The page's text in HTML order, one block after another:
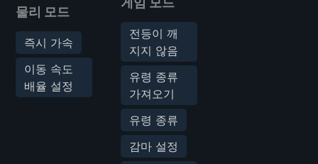
물리 모드
즉시 가속
이동 속도
배율 설정
전등이 깨
지지 않음
유령 종류
가져오기
유령 종류
감마 설정